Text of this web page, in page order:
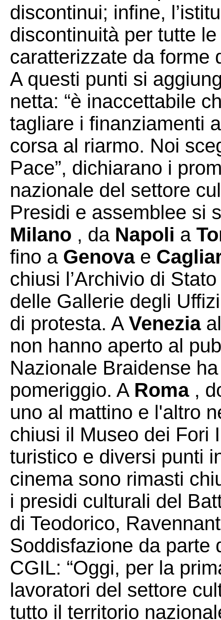
discontinui; infine,
discontinuità per tutte
caratterizzate da forme
A questi punti si
netta: “è inaccettabile
tagliare i finanziamenti
corsa al riarmo. Noi
Pace”, dichiarano i
nazionale del settore
Presidi e assemblee si
Milano , da Napoli a
fino a Genovae
chiusi l’Archivio di
delle Gallerie degli
di protesta. A Venezia
non hanno aperto al
Nazionale Braidense
pomeriggio. A Roma,
uno al mattino e l'altro
chiusi il Museo dei Fori
turistico e diversi punti
cinema sono rimasti
i presidi culturali del
di Teodorico,
Soddisfazione da parte
CGIL: “Oggi, per la
lavoratori del settore
tutto il territorio